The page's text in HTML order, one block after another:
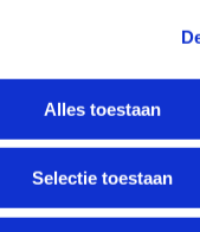
Alles toestaan
Selectie toestaan
defect?
Zeeland